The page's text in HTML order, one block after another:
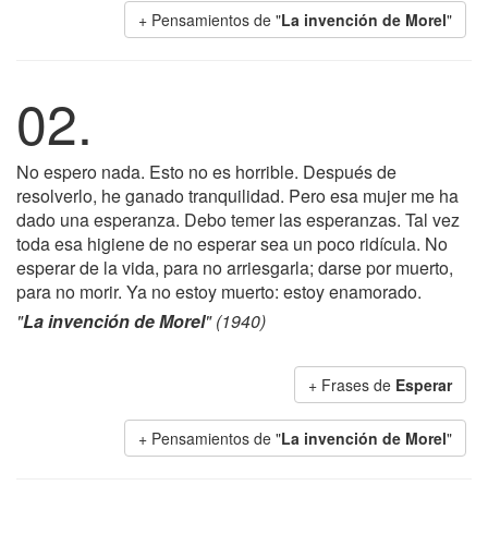
+ Pensamientos de "La invención de Morel"
02.
No espero nada. Esto no es horrible. Después de
resolverlo, he ganado tranquilidad. Pero esa mujer me ha
dado una esperanza. Debo temer las esperanzas. Tal vez
toda esa higiene de no esperar sea un poco ridícula. No
esperar de la vida, para no arriesgarla; darse por muerto,
para no morir. Ya no estoy muerto: estoy enamorado.
"La invención de Morel" (1940)
+ Frases de Esperar
+ Pensamientos de "La invención de Morel"